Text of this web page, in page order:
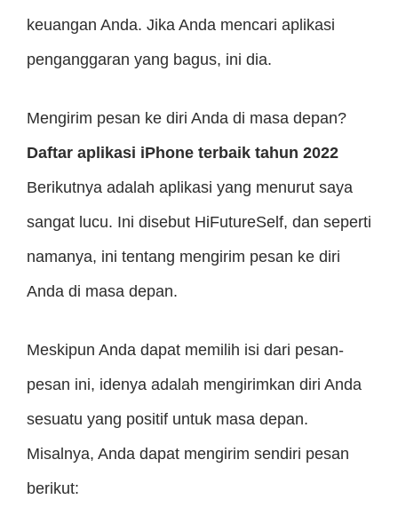
keuangan Anda. Jika Anda mencari aplikasi
penganggaran yang bagus, ini dia.
Mengirim pesan ke diri Anda di masa depan?
Daftar aplikasi iPhone terbaik tahun 2022
Berikutnya adalah aplikasi yang menurut saya
sangat lucu. Ini disebut HiFutureSelf, dan seperti
namanya, ini tentang mengirim pesan ke diri
Anda di masa depan.
Meskipun Anda dapat memilih isi dari pesan-
pesan ini, idenya adalah mengirimkan diri Anda
sesuatu yang positif untuk masa depan.
Misalnya, Anda dapat mengirim sendiri pesan
berikut: